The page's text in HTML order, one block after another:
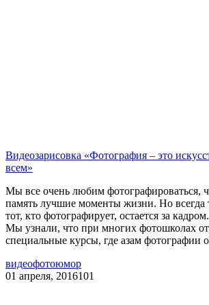
Видеозарисовка «Фотография – это
всем»
Мы все очень любим фотографироваться,
память лучшие моменты жизни. Но всегда
тот, кто фотографирует, остается за кадром.
Мы узнали, что при многих фотошколах
специальные курсы, где азам фотографии
видеофотоюмор
01 апреля, 2016101